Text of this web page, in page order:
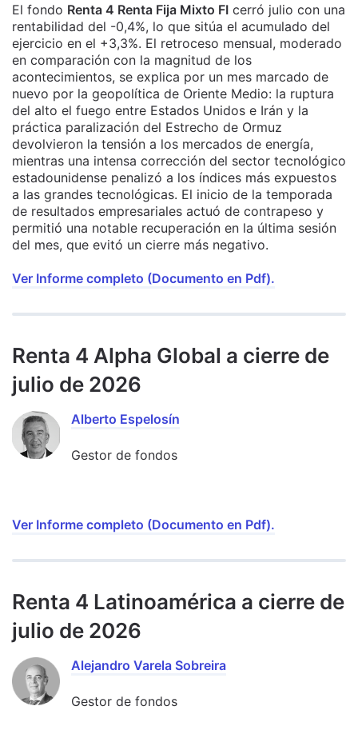
El fondo Renta 4 Renta Fija Mixto FI cerró julio con una
rentabilidad del -0,4%, lo que sitúa el acumulado del
ejercicio en el +3,3%. El retroceso mensual, moderado
en comparación con la magnitud de los
acontecimientos, se explica por un mes marcado de
nuevo por la geopolítica de Oriente Medio: la ruptura
del alto el fuego entre Estados Unidos e Irán y la
práctica paralización del Estrecho de Ormuz
devolvieron la tensión a los mercados de energía,
mientras una intensa corrección del sector tecnológico
estadounidense penalizó a los índices más expuestos
a las grandes tecnológicas. El inicio de la temporada
de resultados empresariales actuó de contrapeso y
permitió una notable recuperación en la última sesión
del mes, que evitó un cierre más negativo.
Ver Informe completo (Documento en Pdf).
Renta 4 Alpha Global a cierre de
julio de 2026
Alberto Espelosín
Gestor de fondos
Ver Informe completo (Documento en Pdf).
Renta 4 Latinoamérica a cierre de
julio de 2026
Alejandro Varela Sobreira
Gestor de fondos